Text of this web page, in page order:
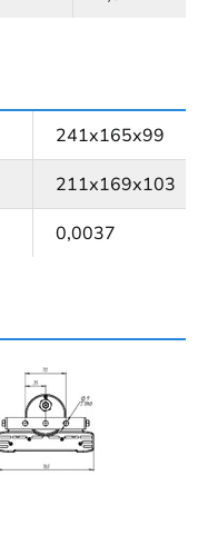
241x165x99
211х169х103
0,0037